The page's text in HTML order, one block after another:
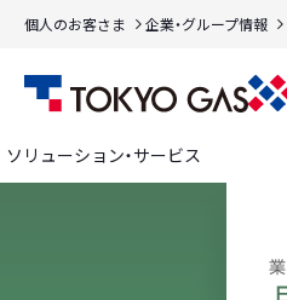
個人のお客さま 企業・グループ情報
ソリューション・サービス